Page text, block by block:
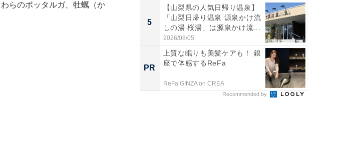
らのボッタルガ、牡蠣（か
5
【山梨県の人気日帰り温泉】
「山梨日帰り温泉 源泉かけ流
しの湯 桜湯」は源泉かけ流...
2026/08/05
PR
上質な眠りも美髪ケアも！ 銀
座で体感するReFa
ReFa GINZA on CREA
Recommended by